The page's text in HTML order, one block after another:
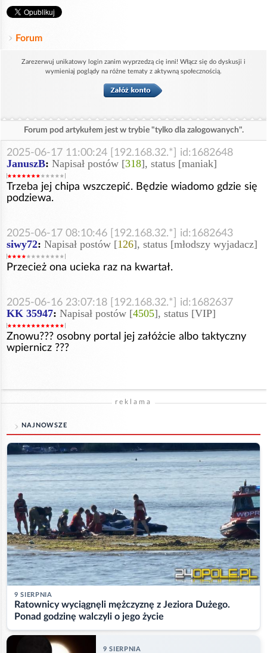
Forum
Zarezerwuj unikatowy login zanim wyprzedzą cię inni! Włącz się do dyskusji i
wymieniaj poglądy na różne tematy z aktywną społecznością.
Forum pod artykułem jest w trybie "tylko dla zalogowanych".
2025-06-17 11:00:24 [192.168.32.*] id:1682648
JanuszB: Napisał postów [318], status [maniak]
Trzeba jej chipa wszczepić. Będzie wiadomo gdzie się
podziewa.
2025-06-17 08:10:46 [192.168.32.*] id:1682643
siwy72: Napisał postów [126], status [młodszy wyjadacz]
Przecież ona ucieka raz na kwartał.
2025-06-16 23:07:18 [192.168.32.*] id:1682637
KK 35947: Napisał postów [4505], status [VIP]
Znowu??? osobny portal jej załóżcie albo taktyczny
wpiernicz ???
reklama
NAJNOWSZE
9 SIERPNIA
Ratownicy wyciągnęli mężczyznę z Jeziora Dużego.
Ponad godzinę walczyli o jego życie
9 SIERPNIA